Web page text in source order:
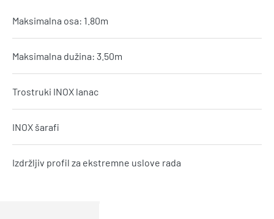
Maksimalna osa: 1.80m
Maksimalna dužina: 3.50m
Trostruki INOX lanac
INOX šarafi
Izdržljiv profil za ekstremne uslove rada